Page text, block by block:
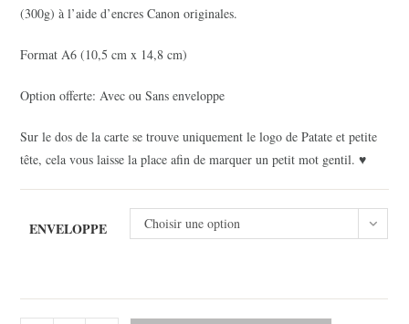
(300g) à l’aide d’encres Canon originales.
Format A6 (10,5 cm x 14,8 cm)
Option offerte: Avec ou Sans enveloppe
Sur le dos de la carte se trouve uniquement le logo de Patate et petite
tête, cela vous laisse la place afin de marquer un petit mot gentil. ♥
ENVELOPPE Choisir une option